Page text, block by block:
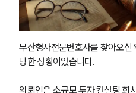
부산형사전문변호사를 찾아오신
당한 상황이었습니다.
의뢰인은 소규모 투자 컨설팅 회